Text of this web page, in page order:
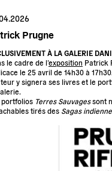
Prugne
À LA GALERIE
le cadre de l’exposition Patrick
le 25 avril de 14h30 à
y signera ses livres et le
portfolios Terres Sauvagessont
tirés des Sagas